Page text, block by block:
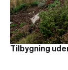
Tilbygning